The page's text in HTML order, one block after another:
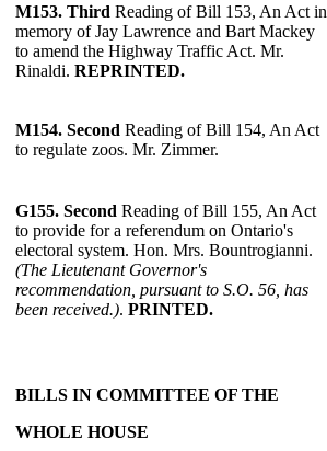
M153. Third Reading of Bill 153, An Act in
memory of Jay Lawrence and Bart Mackey
to amend the Highway Traffic Act. Mr.
Rinaldi. REPRINTED.
M154. Second Reading of Bill 154, An Act
to regulate zoos. Mr. Zimmer.
G155. Second Reading of Bill 155, An Act
to provide for a referendum on Ontario's
electoral system. Hon. Mrs. Bountrogianni.
(The Lieutenant Governor's
recommendation, pursuant to S.O. 56, has
been received.). PRINTED.
BILLS IN COMMITTEE OF THE
WHOLE HOUSE